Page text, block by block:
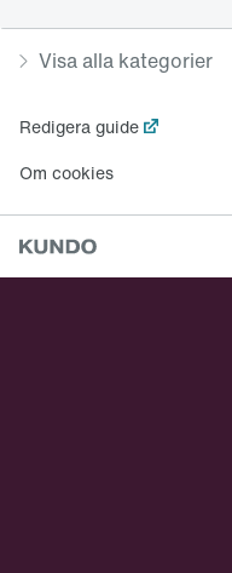
Visa alla kategorier
Redigera guide
Om cookies